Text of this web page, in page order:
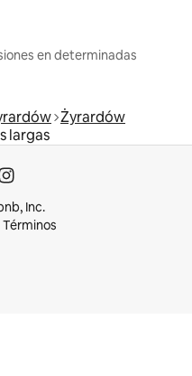
en determinadas
Żyrardów
largas
Inc.
Términos